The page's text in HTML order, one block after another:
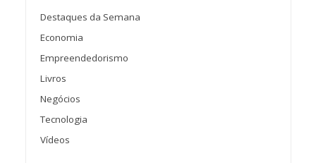
Destaques da Semana
Economia
Empreendedorismo
Livros
Negócios
Tecnologia
Vídeos